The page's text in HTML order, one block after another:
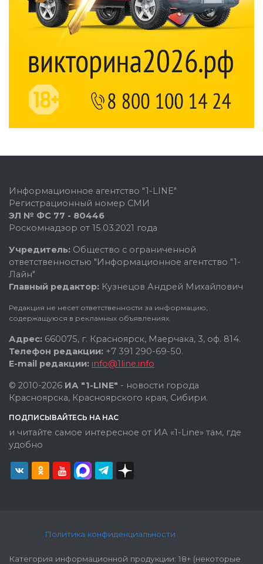
Информационное агентство "1-LINE"
Регистрационный номер СМИ
ЭЛ № ФС 77 - 80446
Роскомнадзор от 15.03.2021 года
Учредитель: Общество с ограниченной
ответственностью "Информационное агентство "1-
Лайн"
Главный редактор: Кузнецов Андрей Михайлович
Редакция не несет ответственности за информацию,
содержащуюся в рекламных объявлениях.
Адрес: 660075, г. Красноярск, Маерчака, 3, оф. 814.
Телефон редакции: +7 391 290-69-50.
E-mail редакции: info@1line.info
© 2010-2026 ИА "1-LINE" - новости города
Красноярска, Красноярского края, Сибири.
ПОДПИСЫВАЙТЕСЬ НА НАС
и читайте самое интересное от ИА «1-Line» там, где
удобно
Политика конфиденциальности
Категория информационной продукции: 18+ (некоторые